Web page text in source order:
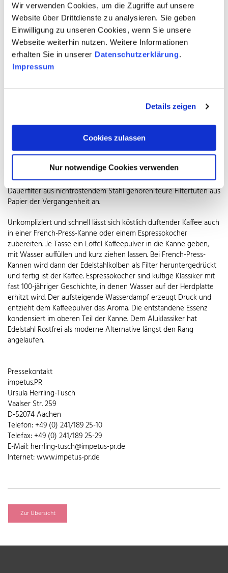
Wir verwenden Cookies, um die Zugriffe auf unsere
Website über Drittdienste zu analysieren. Sie geben
Einwilligung zu unseren Cookies, wenn Sie unsere
Webseite weiterhin nutzen. Weitere Informationen
erhalten Sie in unserer Datenschutzerklärung.
Impressum
Details zeigen
Cookies zulassen
Nur notwendige Cookies verwenden
bleiben dauerhaft geschmacksneutral und sind leicht zu reinigen.
Vollautomaten bereiten eine Vielzahl an Kaffeespezialitäten auf
Knopfdruck zu. Trotz vergleichsweise hohen Kaufpreises sind sie in
immer mehr Unternehmen und privaten Haushalten zu finden.
Genussmenschen schwören hingegen auf Siebträgermaschinen,
bei denen die Zubereitung jeder Tasse eine kleine Zeremonie ist.
Die kleinen Geschwister dieser Luxuskaffeemaschinen sind Kapsel-
und Preis sind deutlich niedriger und die Auswahl an
Modellen. Der anfallende Kunststoff- oder Alumüll der Kapseln
lässt sich durch unendlich oft nachfüllbare Kaffeekapseln aus
Edelstahl Rostfrei vermeiden. Filtermaschinen sind auch heute
immer noch in fast jedem zweiten Haushalt zu finden und
erfreuen sich aktuell sogar wieder zunehmender Beliebtheit. Sie
bereiten in wenigen Minuten eine ganze Kanne Kaffee. Mit einem
Dauerfilter aus nichtrostendem Stahl gehören teure Filtertüten aus
Papier der Vergangenheit an.
Unkompliziert und schnell lässt sich köstlich duftender Kaffee auch
in einer French-Press-Kanne oder einem Espressokocher
zubereiten. Je Tasse ein Löffel Kaffeepulver in die Kanne geben,
mit Wasser auffüllen und kurz ziehen lassen. Bei French-Press-
Kannen wird dann der Edelstahlkolben als Filter heruntergedrückt
und fertig ist der Kaffee. Espressokocher sind kultige Klassiker mit
fast 100-jähriger Geschichte, in denen Wasser auf der Herdplatte
erhitzt wird. Der aufsteigende Wasserdampf erzeugt Druck und
entzieht dem Kaffeepulver das Aroma. Die entstandene Essenz
kondensiert im oberen Teil der Kanne. Dem Aluklassiker hat
Edelstahl Rostfrei als moderne Alternative längst den Rang
angelaufen.
Pressekontakt
impetus.PR
Ursula Herrling-Tusch
Vaalser Str. 259
D-52074 Aachen
Telefon: +49 (0) 241/189 25-10
Telefax: +49 (0) 241/189 25-29
E-Mail: herrling-tusch@impetus-pr.de
Internet: www.impetus-pr.de
Zur Übersicht